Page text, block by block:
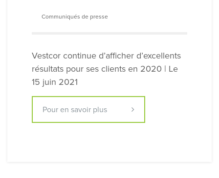
Communiqués de presse
Vestcor continue d’afficher d’excellents
résultats pour ses clients en 2020 | Le
15 juin 2021
Pour en savoir plus